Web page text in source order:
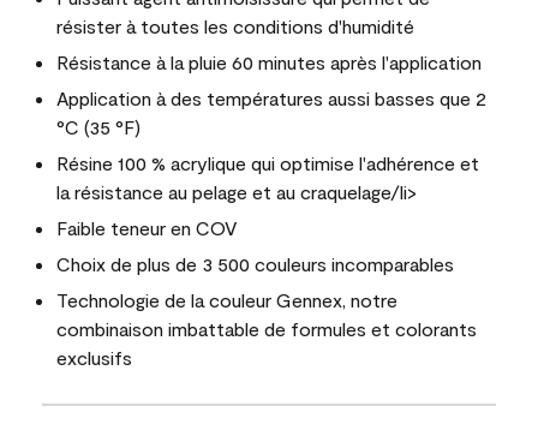
résister à toutes les conditions d'humidité
Résistance à la pluie 60 minutes après l'application
Application à des températures aussi basses que 2
°C (35 °F)
Résine 100 % acrylique qui optimise l'adhérence et
la résistance au pelage et au craquelage/li>
Faible teneur en COV
Choix de plus de 3 500 couleurs incomparables
Technologie de la couleur Gennex, notre
combinaison imbattable de formules et colorants
exclusifs